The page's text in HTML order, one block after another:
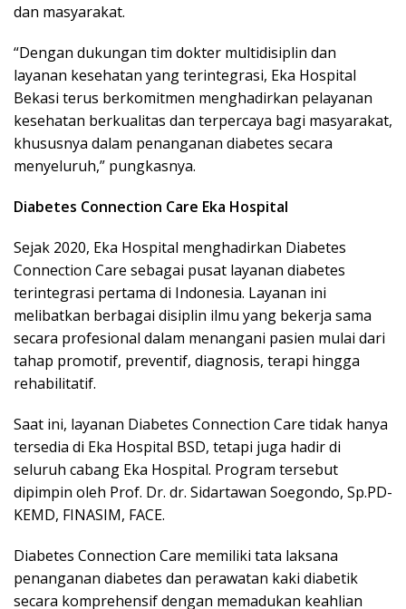
dan masyarakat.
“Dengan dukungan tim dokter multidisiplin dan
layanan kesehatan yang terintegrasi, Eka Hospital
Bekasi terus berkomitmen menghadirkan pelayanan
kesehatan berkualitas dan terpercaya bagi masyarakat,
khususnya dalam penanganan diabetes secara
menyeluruh,” pungkasnya.
Diabetes Connection Care Eka Hospital
Sejak 2020, Eka Hospital menghadirkan Diabetes
Connection Care sebagai pusat layanan diabetes
terintegrasi pertama di Indonesia. Layanan ini
melibatkan berbagai disiplin ilmu yang bekerja sama
secara profesional dalam menangani pasien mulai dari
tahap promotif, preventif, diagnosis, terapi hingga
rehabilitatif.
Saat ini, layanan Diabetes Connection Care tidak hanya
tersedia di Eka Hospital BSD, tetapi juga hadir di
seluruh cabang Eka Hospital. Program tersebut
dipimpin oleh Prof. Dr. dr. Sidartawan Soegondo, Sp.PD-
KEMD, FINASIM, FACE.
Diabetes Connection Care memiliki tata laksana
penanganan diabetes dan perawatan kaki diabetik
secara komprehensif dengan memadukan keahlian